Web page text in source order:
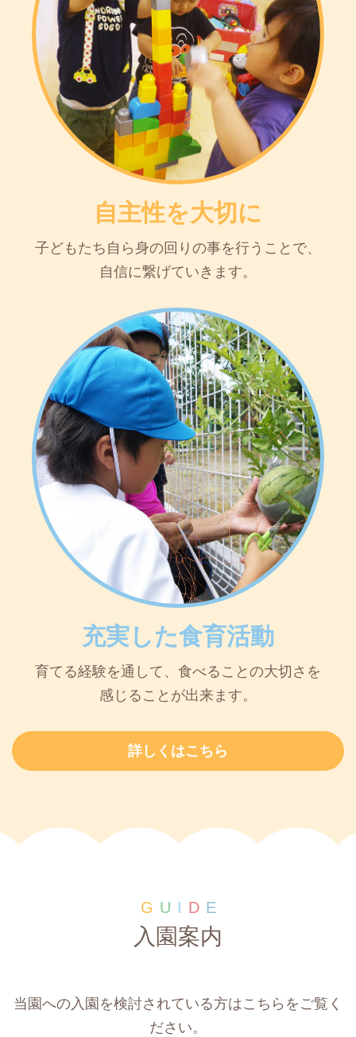
自主性を大切に
子どもたち自ら身の回りの事を行うことで、
自信に繋げていきます。
充実した食育活動
育てる経験を通して、食べることの大切さを
感じることが出来ます。
詳しくはこちら
G U I D E
入園案内
当園への入園を検討されている方はこちらをご覧く
ださい。